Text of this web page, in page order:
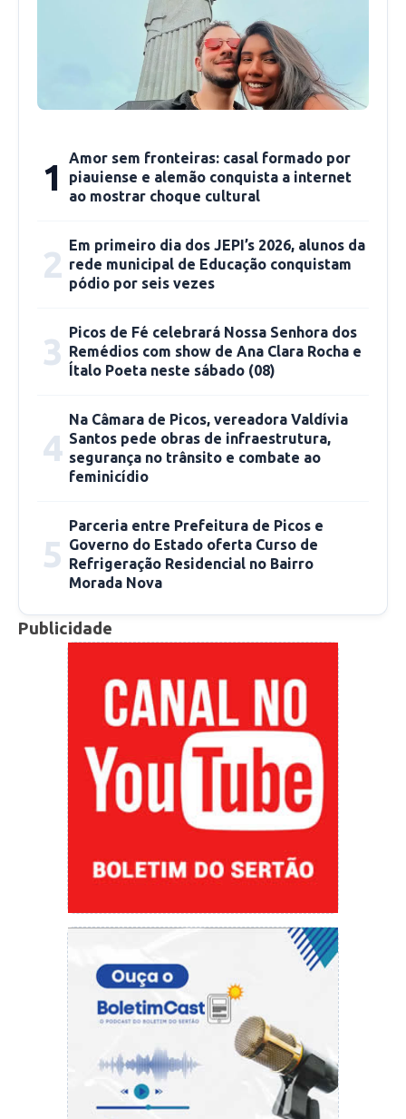
1
Amor sem fronteiras: casal formado por
piauiense e alemão conquista a internet
ao mostrar choque cultural
2
Em primeiro dia dos JEPI’s 2026, alunos da
rede municipal de Educação conquistam
pódio por seis vezes
3 Picos de Fé celebrará Nossa Senhora dos
Remédios com show de Ana Clara Rocha e
Ítalo Poeta neste sábado (08)
4
Na Câmara de Picos, vereadora Valdívia
Santos pede obras de infraestrutura,
segurança no trânsito e combate ao
feminicídio
5
Parceria entre Prefeitura de Picos e
Governo do Estado oferta Curso de
Refrigeração Residencial no Bairro
Morada Nova
Publicidade